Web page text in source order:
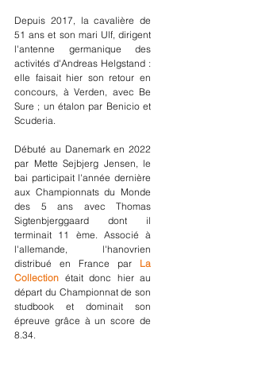
Depuis 2017, la cavalière de
51 ans et son mari Ulf, dirigent
l'antenne germanique des
activités d'Andreas Helgstand :
elle faisait hier son retour en
concours, à Verden, avec Be
Sure ; un étalon par Benicio et
Scuderia.
Débuté au Danemark en 2022
par Mette Sejbjerg Jensen, le
bai participait l'année dernière
aux Championnats du Monde
des 5 ans avec Thomas
Sigtenbjerggaard dont il
terminait 11 ème. Associé à
l'allemande, l'hanovrien
distribué en France par La
Collection était donc hier au
départ du Championnat de son
studbook et dominait son
épreuve grâce à un score de
8.34.